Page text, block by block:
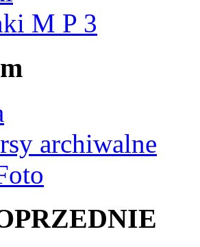
M P 3
archiwalne